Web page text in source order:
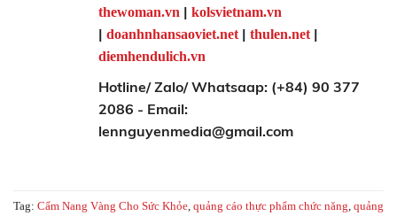
thewoman.vn | kolsvietnam.vn
| doanhnhansaoviet.net| thulen.net|
diemhendulich.vn
Hotline/ Zalo/ Whatsaap: (+84) 90 377
2086 - Email:
lennguyenmedia@gmail.com
Tag: Cẩm Nang Vàng Cho Sức Khỏe, quảng cáo thực phẩm chức năng, quảng